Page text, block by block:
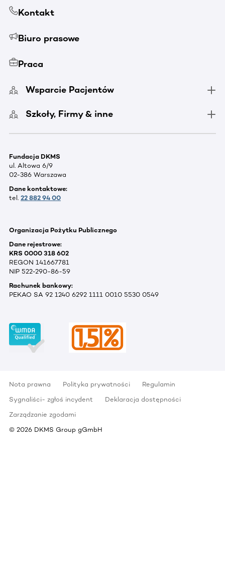
Kontakt
Biuro prasowe
Praca
Wsparcie Pacjentów
Szkoły, Firmy & inne
Fundacja DKMS
ul. Altowa 6/9
02-386 Warszawa
Dane kontaktowe:
tel. 22 882 94 00
Organizacja Pożytku Publicznego
Dane rejestrowe:
KRS 0000 318 602
REGON 141667781
NIP 522-290-86-59
Rachunek bankowy:
PEKAO SA 92 1240 6292 1111 0010 5530 0549
Nota prawna Polityka prywatności
Regulamin
Sygnaliści- zgłoś incydent
Deklaracja dostępności
Zarządzanie zgodami
© 2026 DKMS Group gGmbH